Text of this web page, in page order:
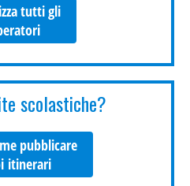
tutti gli
scolastiche?
pubblicare
itinerari